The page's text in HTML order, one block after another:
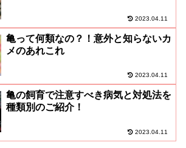
2023.04.11
亀って何類なの？！意外と知らないカ
メのあれこれ
2023.04.11
亀の飼育で注意すべき病気と対処法を
種類別のご紹介！
2023.04.11